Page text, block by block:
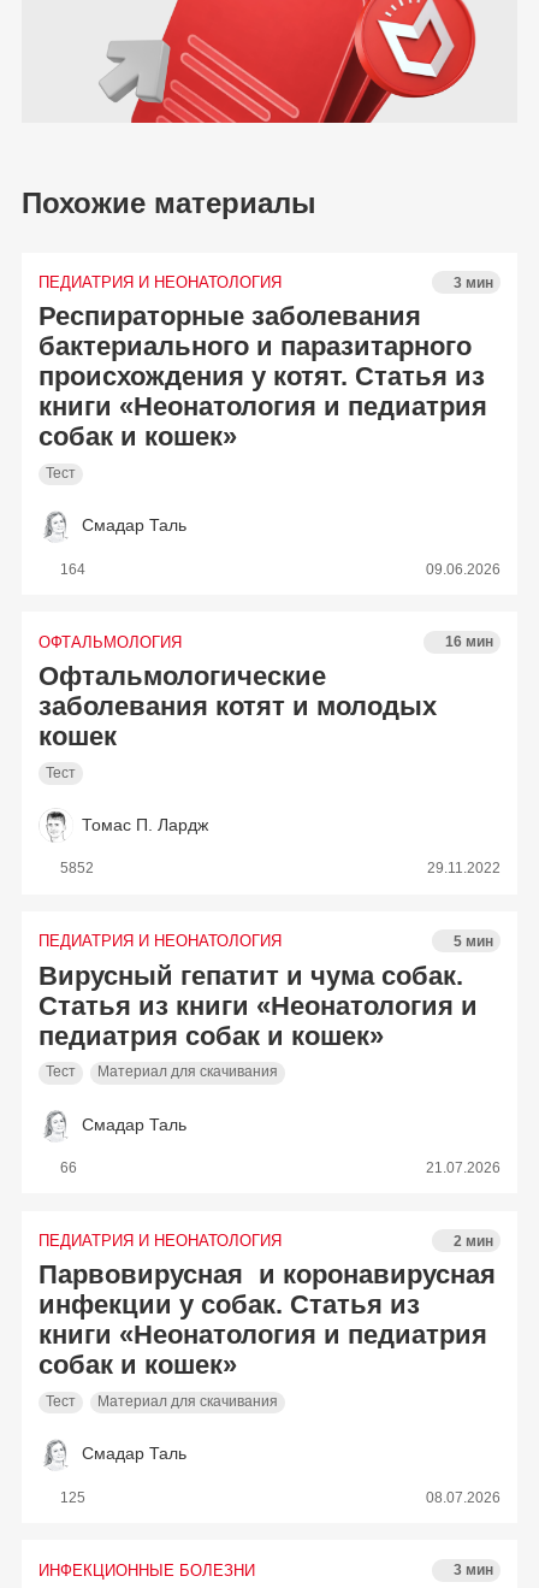
Похожие материалы
ПЕДИАТРИЯ И НЕОНАТОЛОГИЯ 3 мин
Респираторные заболевания
бактериального и паразитарного
происхождения у котят. Статья из
книги «Неонатология и педиатрия
собак и кошек»
Тест
Смадар Таль
164 09.06.2026
ОФТАЛЬМОЛОГИЯ 16 мин
Офтальмологические
заболевания котят и молодых
кошек
Тест
Томас П. Лардж
5852 29.11.2022
ПЕДИАТРИЯ И НЕОНАТОЛОГИЯ 5 мин
Вирусный гепатит и чума собак.
Статья из книги «Неонатология и
педиатрия собак и кошек»
Тест Материал для скачивания
Смадар Таль
66 21.07.2026
ПЕДИАТРИЯ И НЕОНАТОЛОГИЯ 2 мин
Парвовирусная и коронавирусная
инфекции у собак. Статья из
книги «Неонатология и педиатрия
собак и кошек»
Тест Материал для скачивания
Смадар Таль
125 08.07.2026
ИНФЕКЦИОННЫЕ БОЛЕЗНИ 3 мин